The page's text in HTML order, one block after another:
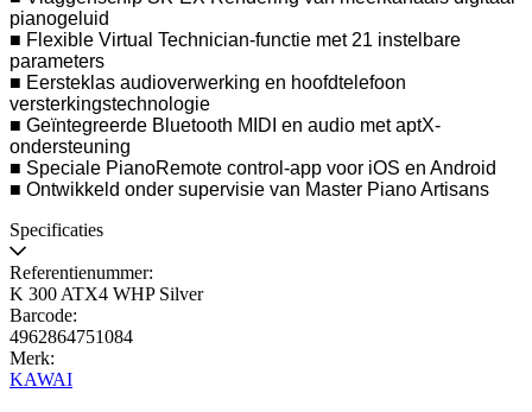
pianogeluid
■ Flexible Virtual Technician-functie met 21 instelbare
parameters
■ Eersteklas audioverwerking en hoofdtelefoon
versterkingstechnologie
■ Geïntegreerde Bluetooth MIDI en audio met aptX-
ondersteuning
■ Speciale PianoRemote control-app voor iOS en Android
■ Ontwikkeld onder supervisie van Master Piano Artisans
Specificaties
Referentienummer:
K 300 ATX4 WHP Silver
Barcode:
4962864751084
Merk:
KAWAI